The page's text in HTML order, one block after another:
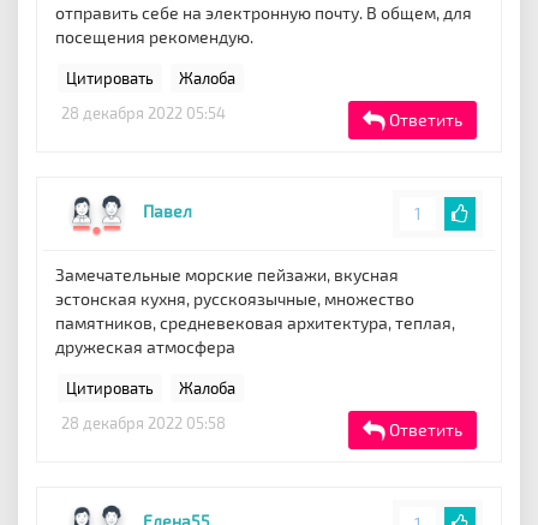
отправить себе на электронную почту. В общем, для
посещения рекомендую.
Цитировать
Жалоба
28 декабря 2022 05:54
Ответить
Павел 1
Замечательные морские пейзажи, вкусная
эстонская кухня, русскоязычные, множество
памятников, средневековая архитектура, теплая,
дружеская атмосфера
Цитировать
Жалоба
28 декабря 2022 05:58
Ответить